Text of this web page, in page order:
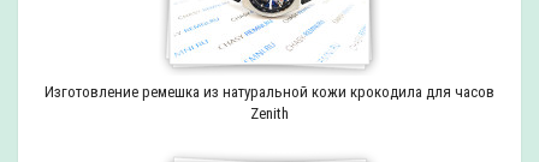
Изготовление ремешка из натуральной кожи крокодила для часов
Zenith